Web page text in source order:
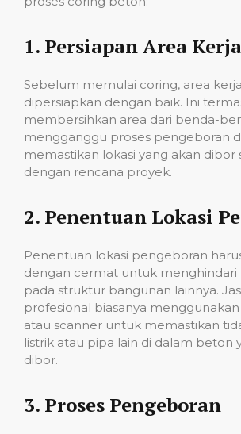
1. Persiapan Area Kerja
Sebelum memulai coring, area
dipersiapkan dengan baik. Ini
membersihkan area dari benda-
mengganggu proses pengeboran
memastikan lokasi yang akan dibor
dengan rencana proyek.
2. Penentuan Lokasi
Penentuan lokasi pengeboran
dengan cermat untuk menghindari
pada struktur bangunan lainnya.
profesional biasanya
atau scanner untuk memastikan
listrik atau pipa lain di dalam beton
dibor.
3. Proses Pengeboran